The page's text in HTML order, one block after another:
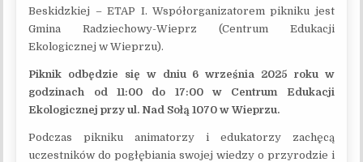
Beskidzkiej – ETAP I. Współorganizatorem pikniku jest
Gmina Radziechowy-Wieprz (Centrum Edukacji
Ekologicznej w Wieprzu).
Piknik odbędzie się w dniu 6 września 2025 roku w
godzinach od 11:00 do 17:00 w Centrum Edukacji
Ekologicznej przy ul. Nad Sołą 1070 w Wieprzu.
Podczas pikniku animatorzy i edukatorzy zachęcą
uczestników do pogłębiania swojej wiedzy o przyrodzie i